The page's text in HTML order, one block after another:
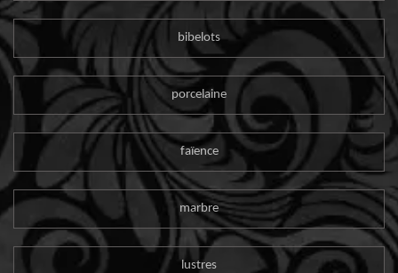
bibelots
porcelaine
faïence
marbre
lustres